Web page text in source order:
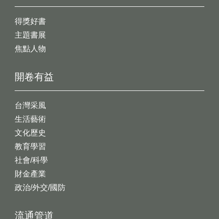
開卷有益
台灣采風
生活藝術
文化歷史
教育學習
社會/科學
財金產業
政治/外交/國防
得獎好書
主題書展
焦點人物
流通管道